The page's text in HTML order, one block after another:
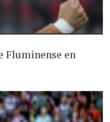
Fluminense en